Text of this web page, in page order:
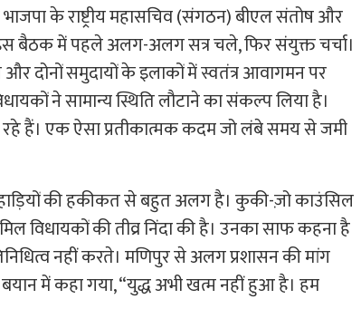
के राष्ट्रीय महासचिव (संगठन) बीएल संतोष और
इस बैठक में पहले अलग-अलग सत्र चले, फिर संयुक्त चर्चा।
दोनों समुदायों के इलाकों में स्वतंत्र आवागमन पर
ने सामान्य स्थिति लौटाने का संकल्प लिया है।
हैं। एक ऐसा प्रतीकात्मक कदम जो लंबे समय से जमी
की हकीकत से बहुत अलग है। कुकी-ज़ो काउंसिल
की तीव्र निंदा की है। उनका साफ कहना है
नहीं करते। मणिपुर से अलग प्रशासन की मांग
में कहा गया, “युद्ध अभी खत्म नहीं हुआ है। हम